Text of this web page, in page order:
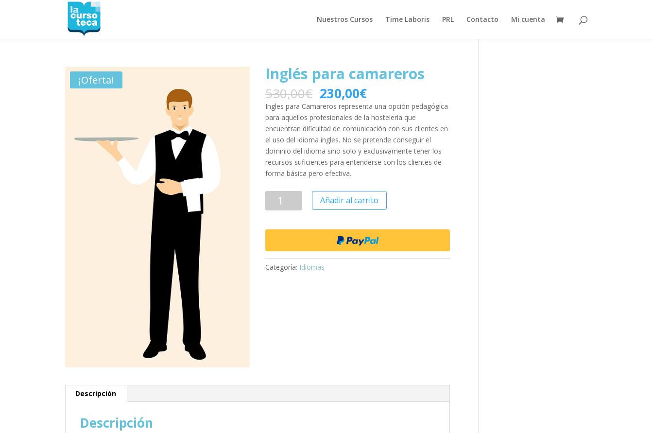
Nuestros Cursos Time Laboris PRL Contacto Mi cuenta
¡Oferta! Inglés para camareros
530,00€ 230,00€
Ingles para Camareros representa una opción pedagógica
para aquellos profesionales de la hostelería que
encuentran dificultad de comunicación con sus clientes en
el uso del idioma ingles. No se pretende conseguir el
dominio del idioma sino solo y exclusivamente tener los
recursos suficientes para entenderse con los clientes de
forma básica pero efectiva.
Añadir al carrito
Categoría: Idiomas
Descripción
Descripción